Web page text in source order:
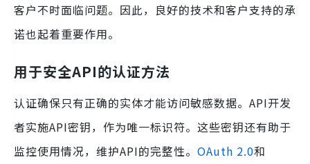
客户不时面临问题。因此，良好的技术和客户支持的承
诺也起着重要作用。
用于安全API的认证方法
认证确保只有正确的实体才能访问敏感数据。API开发
者实施API密钥，作为唯一标识符。这些密钥还有助于
监控使用情况，维护API的完整性。 OAuth 2.0和